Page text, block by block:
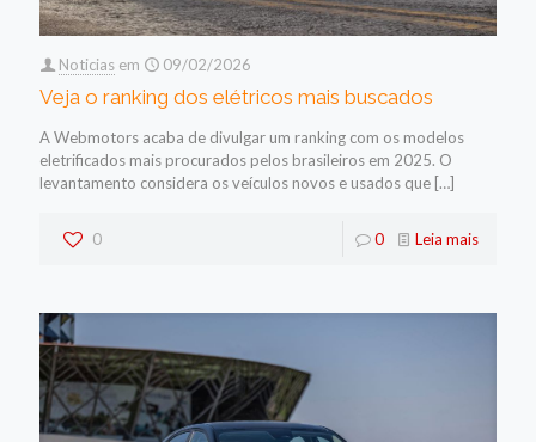
Noticias em 09/02/2026
Veja o ranking dos elétricos mais buscados
A Webmotors acaba de divulgar um ranking com os modelos
eletrificados mais procurados pelos brasileiros em 2025. O
levantamento considera os veículos novos e usados que […]
0 0 Leia mais